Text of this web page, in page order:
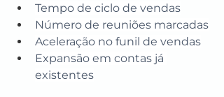
Tempo de ciclo de vendas
Número de reuniões marcadas
Aceleração no funil de vendas
Expansão em contas já
existentes